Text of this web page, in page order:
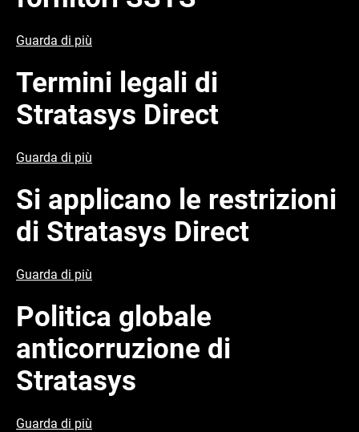
Guarda di più
Termini legali di
Stratasys Direct
Guarda di più
Si applicano le restrizioni
di Stratasys Direct
Guarda di più
Politica globale
anticorruzione di
Stratasys
Guarda di più